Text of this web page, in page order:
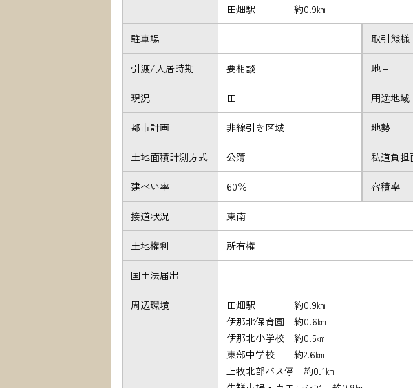
田畑駅 約0.9㎞
駐車場 取引態様
引渡/入居時期 要相談 地目
現況 田 用途地域
都市計画 非線引き区域 地勢
土地面積計測方式 公簿 私道負担
建ぺい率 60％ 容積率
接道状況 東南
土地権利 所有権
国土法届出
周辺環境
田畑駅 約0.9㎞
伊那北保育園 約0.6㎞
伊那北小学校 約0.5㎞
東部中学校 約2.6㎞
上牧北部バス停 約0.1㎞